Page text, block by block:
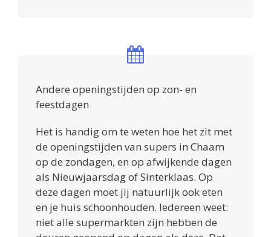
Andere openingstijden op zon- en
feestdagen
Het is handig om te weten hoe het zit met
de openingstijden van supers in Chaam
op de zondagen, en op afwijkende dagen
als Nieuwjaarsdag of Sinterklaas. Op
deze dagen moet jij natuurlijk ook eten
en je huis schoonhouden. Iedereen weet:
niet alle supermarkten zijn hebben de